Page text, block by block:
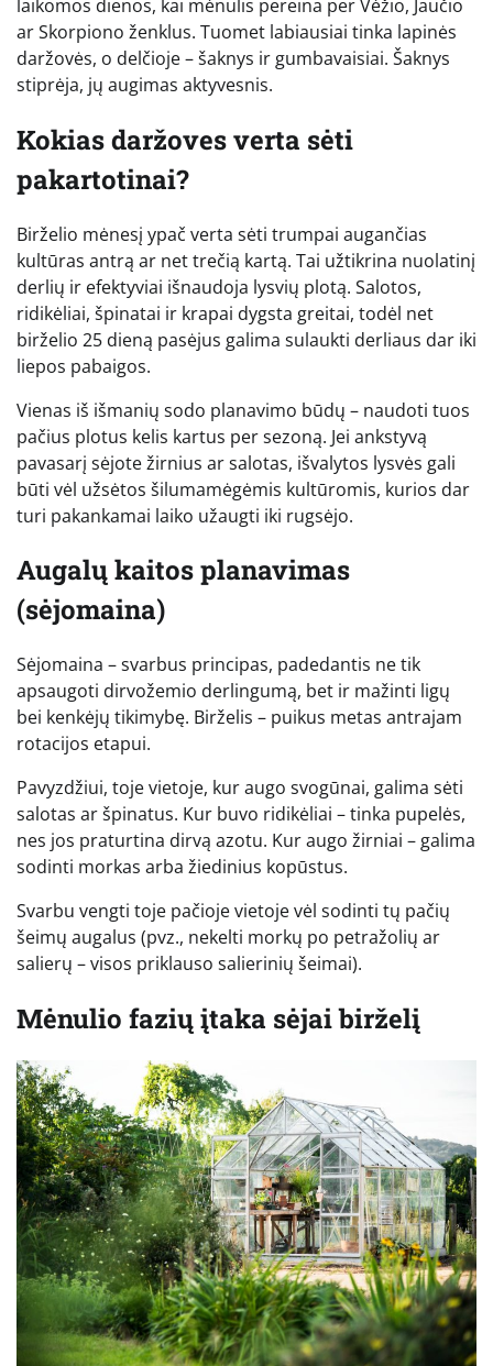
laikomos dienos, kai mėnulis pereina per Vėžio, Jaučio
ar Skorpiono ženklus. Tuomet labiausiai tinka lapinės
daržovės, o delčioje – šaknys ir gumbavaisiai. Šaknys
stiprėja, jų augimas aktyvesnis.
Kokias daržoves verta sėti
pakartotinai?
Birželio mėnesį ypač verta sėti trumpai augančias
kultūras antrą ar net trečią kartą. Tai užtikrina nuolatinį
derlių ir efektyviai išnaudoja lysvių plotą. Salotos,
ridikėliai, špinatai ir krapai dygsta greitai, todėl net
birželio 25 dieną pasėjus galima sulaukti derliaus dar iki
liepos pabaigos.
Vienas iš išmanių sodo planavimo būdų – naudoti tuos
pačius plotus kelis kartus per sezoną. Jei ankstyvą
pavasarį sėjote žirnius ar salotas, išvalytos lysvės gali
būti vėl užsėtos šilumamėgėmis kultūromis, kurios dar
turi pakankamai laiko užaugti iki rugsėjo.
Augalų kaitos planavimas
(sėjomaina)
Sėjomaina – svarbus principas, padedantis ne tik
apsaugoti dirvožemio derlingumą, bet ir mažinti ligų
bei kenkėjų tikimybę. Birželis – puikus metas antrajam
rotacijos etapui.
Pavyzdžiui, toje vietoje, kur augo svogūnai, galima sėti
salotas ar špinatus. Kur buvo ridikėliai – tinka pupelės,
nes jos praturtina dirvą azotu. Kur augo žirniai – galima
sodinti morkas arba žiedinius kopūstus.
Svarbu vengti toje pačioje vietoje vėl sodinti tų pačių
šeimų augalus (pvz., nekelti morkų po petražolių ar
salierų – visos priklauso salierinių šeimai).
Mėnulio fazių įtaka sėjai birželį